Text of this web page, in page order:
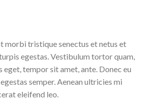
morbi tristique senectus et netus et
egestas. Vestibulum tortor quam,
tempor sit amet, ante. Donec eu
semper. Aenean ultricies mi
eleifend leo.